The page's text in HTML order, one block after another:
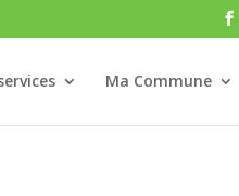
Ma Commune